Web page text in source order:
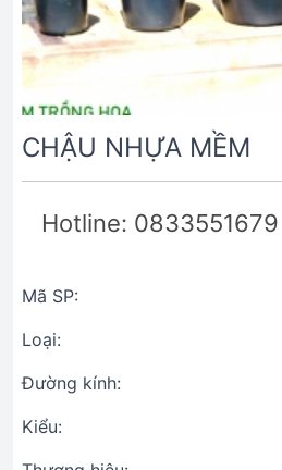
CHẬU NHỰA MỀM
Hotline: 0833551679
Mã SP:
Loại:
Đường kính:
Kiểu: